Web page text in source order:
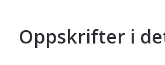
Oppskrifter i